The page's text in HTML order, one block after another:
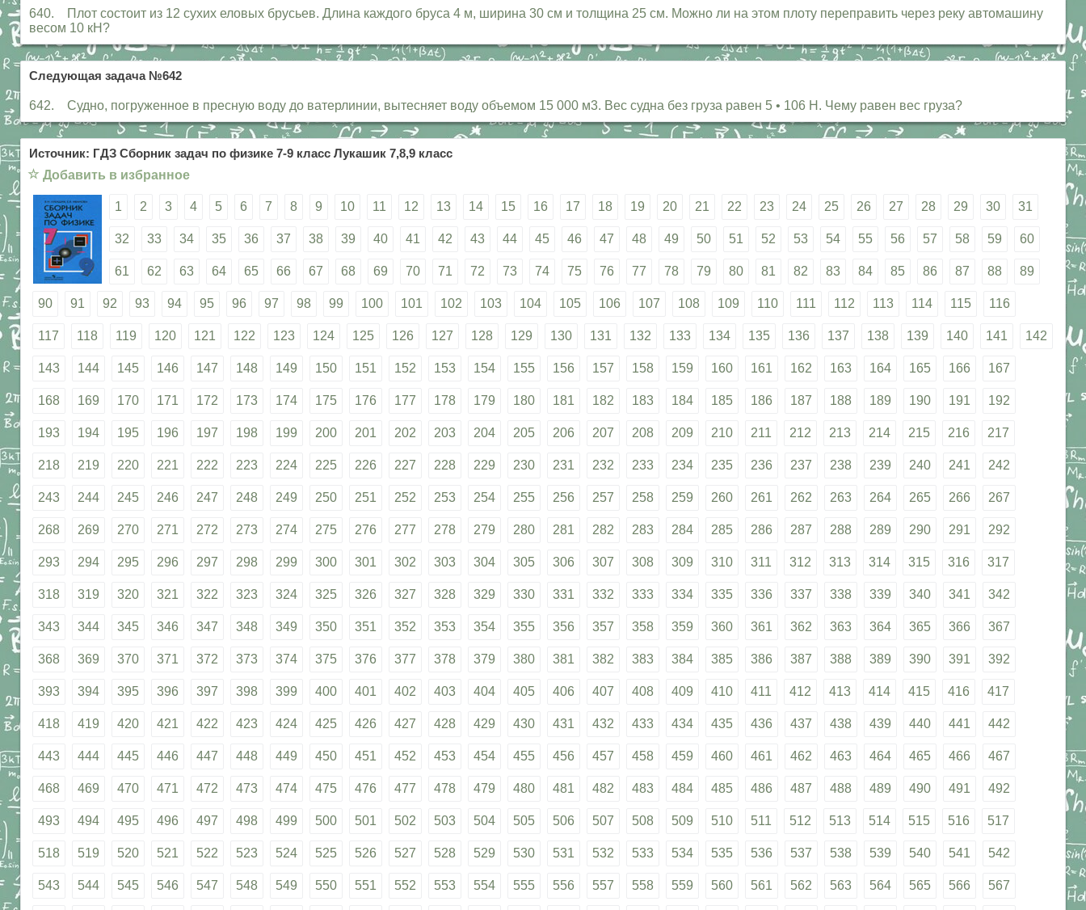
640. Плот состоит из 12 сухих еловых брусьев. Длина каждого бруса 4 м, ширина 30 см и толщина 25 см. Можно ли на этом плоту переправить через реку автомашину
весом 10 кН?
Следующая задача №642
642. Судно, погруженное в пресную воду до ватерлинии, вытесняет воду объемом 15 000 м3. Вес судна без груза равен 5 • 106 Н. Чему равен вес груза?
Источник: ГДЗ Сборник задач по физике 7-9 класс Лукашик 7,8,9 класс
☆ Добавить в избранное
1 2 3 4 5 6 7 8 9 10 11 12 13 14 15 16 17 18 19 20 21 22 23 24 25 26 27 28 29 30 31
32 33 34 35 36 37 38 39 40 41 42 43 44 45 46 47 48 49 50 51 52 53 54 55 56 57 58 59 60
61 62 63 64 65 66 67 68 69 70 71 72 73 74 75 76 77 78 79 80 81 82 83 84 85 86 87 88 89
90 91 92 93 94 95 96 97 98 99 100 101 102 103 104 105 106 107 108 109 110 111 112 113 114 115 116
117 118 119 120 121 122 123 124 125 126 127 128 129 130 131 132 133 134 135 136 137 138 139 140 141 142
143 144 145 146 147 148 149 150 151 152 153 154 155 156 157 158 159 160 161 162 163 164 165 166 167
168 169 170 171 172 173 174 175 176 177 178 179 180 181 182 183 184 185 186 187 188 189 190 191 192
193 194 195 196 197 198 199 200 201 202 203 204 205 206 207 208 209 210 211 212 213 214 215 216 217
218 219 220 221 222 223 224 225 226 227 228 229 230 231 232 233 234 235 236 237 238 239 240 241 242
243 244 245 246 247 248 249 250 251 252 253 254 255 256 257 258 259 260 261 262 263 264 265 266 267
268 269 270 271 272 273 274 275 276 277 278 279 280 281 282 283 284 285 286 287 288 289 290 291 292
293 294 295 296 297 298 299 300 301 302 303 304 305 306 307 308 309 310 311 312 313 314 315 316 317
318 319 320 321 322 323 324 325 326 327 328 329 330 331 332 333 334 335 336 337 338 339 340 341 342
343 344 345 346 347 348 349 350 351 352 353 354 355 356 357 358 359 360 361 362 363 364 365 366 367
368 369 370 371 372 373 374 375 376 377 378 379 380 381 382 383 384 385 386 387 388 389 390 391 392
393 394 395 396 397 398 399 400 401 402 403 404 405 406 407 408 409 410 411 412 413 414 415 416 417
418 419 420 421 422 423 424 425 426 427 428 429 430 431 432 433 434 435 436 437 438 439 440 441 442
443 444 445 446 447 448 449 450 451 452 453 454 455 456 457 458 459 460 461 462 463 464 465 466 467
468 469 470 471 472 473 474 475 476 477 478 479 480 481 482 483 484 485 486 487 488 489 490 491 492
493 494 495 496 497 498 499 500 501 502 503 504 505 506 507 508 509 510 511 512 513 514 515 516 517
518 519 520 521 522 523 524 525 526 527 528 529 530 531 532 533 534 535 536 537 538 539 540 541 542
543 544 545 546 547 548 549 550 551 552 553 554 555 556 557 558 559 560 561 562 563 564 565 566 567